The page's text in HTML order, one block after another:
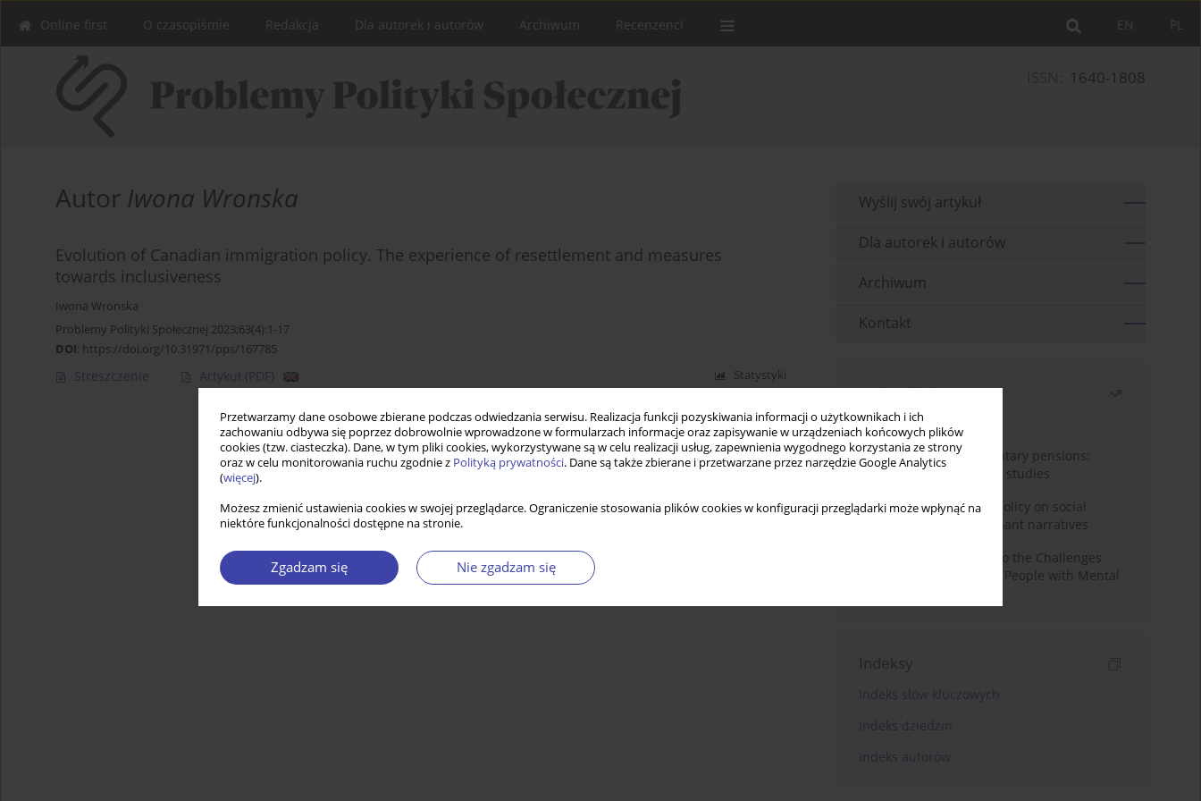
Przetwarzamy dane osobowe zbierane podczas odwiedzania serwisu. Realizacja funkcji pozyskiwania informacji o użytkownikach i ich
zachowaniu odbywa się poprzez dobrowolnie wprowadzone w formularzach informacje oraz zapisywanie w urządzeniach końcowych plików
cookies (tzw. ciasteczka). Dane, w tym pliki cookies, wykorzystywane są w celu realizacji usług, zapewnienia wygodnego korzystania ze strony
oraz w celu monitorowania ruchu zgodnie z Polityką prywatności. Dane są także zbierane i przetwarzane przez narzędzie Google Analytics
(więcej).
Możesz zmienić ustawienia cookies w swojej przeglądarce. Ograniczenie stosowania plików cookies w konfiguracji przeglądarki może wpłynąć na
niektóre funkcjonalności dostępne na stronie.
Zgadzam się Nie zgadzam się
PL
EN
Online first O czasopiśmie Redakcja Dla autorek i autorów Archiwum Recenzenci
1640-1808
Autor Iwona Wronska
Evolution of Canadian immigration policy. The experience of resettlement and measures
towards inclusiveness
Iwona Wronska
Problemy Polityki Społecznej 2023;63(4):1-17
DOI: https://doi.org/10.31971/pps/167785
Streszczenie Artykuł (PDF) Statystyki
Wyślij swój artykuł
Dla autorek i autorów
Archiwum
Kontakt
Najczęściej czytane
Miesiąc
Rok
Auto-enrolment in voluntary pensions:
Comparative OECD case studies
Delegitimizing climate policy on social
media platforms: Dominant narratives
Bibliometric Insights into the Challenges
and Needs of Homeless People with Mental
Indeksy
Indeks słów kluczowych
Indeks dziedzin
Indeks autorów